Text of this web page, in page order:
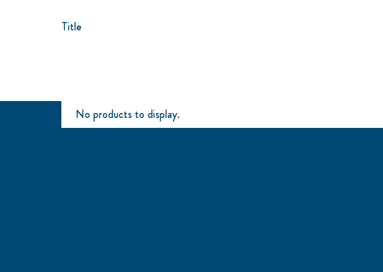
Title
No products to display.